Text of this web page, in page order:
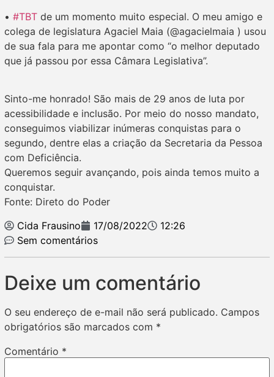
• #TBT de um momento muito especial. O meu amigo e
colega de legislatura Agaciel Maia (@agacielmaia ) usou
de sua fala para me apontar como “o melhor deputado
que já passou por essa Câmara Legislativa”.
Sinto-me honrado! São mais de 29 anos de luta por
acessibilidade e inclusão. Por meio do nosso mandato,
conseguimos viabilizar inúmeras conquistas para o
segundo, dentre elas a criação da Secretaria da Pessoa
com Deficiência.
Queremos seguir avançando, pois ainda temos muito a
conquistar.
Fonte: Direto do Poder
Cida Frausino
17/08/2022
12:26
Sem comentários
Deixe um comentário
O seu endereço de e-mail não será publicado. Campos
obrigatórios são marcados com *
Comentário *